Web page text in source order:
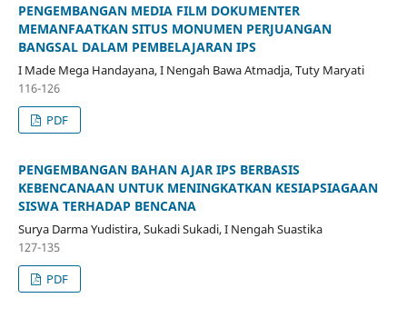
PENGEMBANGAN MEDIA FILM DOKUMENTER
MEMANFAATKAN SITUS MONUMEN PERJUANGAN
BANGSAL DALAM PEMBELAJARAN IPS
I Made Mega Handayana, I Nengah Bawa Atmadja, Tuty Maryati
116-126
PDF
PENGEMBANGAN BAHAN AJAR IPS BERBASIS
KEBENCANAAN UNTUK MENINGKATKAN KESIAPSIAGAAN
SISWA TERHADAP BENCANA
Surya Darma Yudistira, Sukadi Sukadi, I Nengah Suastika
127-135
PDF